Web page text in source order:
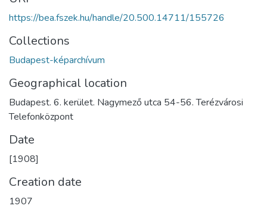
https://bea.fszek.hu/handle/20.500.14711/155726
Collections
Budapest-képarchívum
Geographical location
Budapest. 6. kerület. Nagymező utca 54-56. Terézvárosi
Telefonközpont
Date
[1908]
Creation date
1907